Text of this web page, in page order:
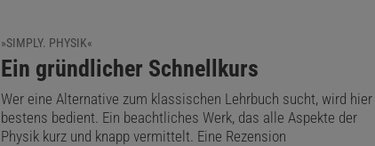
»SIMPLY. PHYSIK«
:
Ein gründlicher Schnellkurs
Wer eine Alternative zum klassischen Lehrbuch sucht, wird hier
bestens bedient. Ein beachtliches Werk, das alle Aspekte der
Physik kurz und knapp vermittelt. Eine Rezension